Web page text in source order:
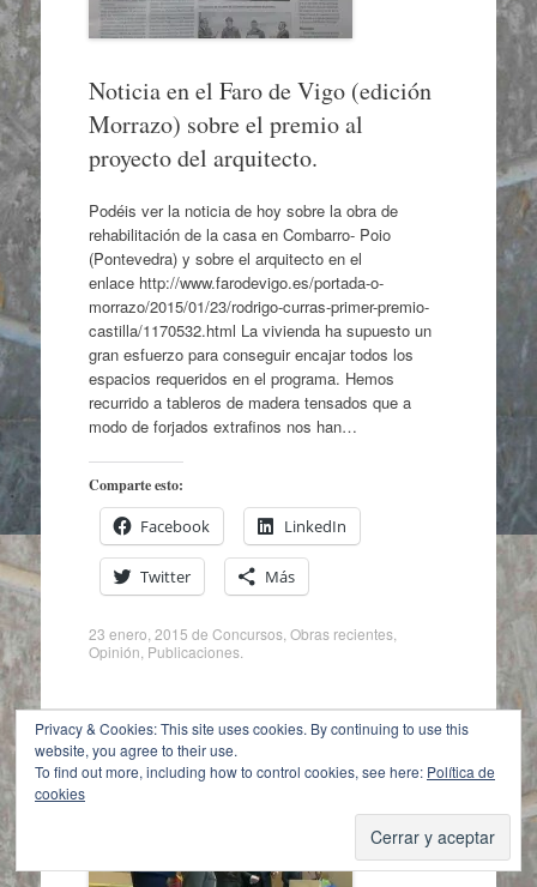
Noticia en el Faro de Vigo (edición
Morrazo) sobre el premio al
proyecto del arquitecto.
Podéis ver la noticia de hoy sobre la obra de
rehabilitación de la casa en Combarro- Poio
(Pontevedra) y sobre el arquitecto en el
enlace http://www.farodevigo.es/portada-o-
morrazo/2015/01/23/rodrigo-curras-primer-premio-
castilla/1170532.html La vivienda ha supuesto un
gran esfuerzo para conseguir encajar todos los
espacios requeridos en el programa. Hemos
recurrido a tableros de madera tensados que a
modo de forjados extrafinos nos han…
Comparte esto:
Facebook LinkedIn
Twitter Más
23 enero, 2015 de Concursos, Obras recientes,
Opinión Publicaciones.
Privacy & Cookies: This site uses cookies. By continuing to use this
website, you agree to their use.
To find out more, including how to control cookies, see here: Política de
cookies